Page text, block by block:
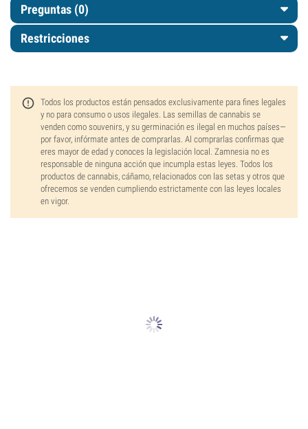
Preguntas (0)
Restricciones
Todos los productos están pensados exclusivamente para fines legales
y no para consumo o usos ilegales. Las semillas de cannabis se
venden como souvenirs, y su germinación es ilegal en muchos países—
por favor, infórmate antes de comprarlas. Al comprarlas confirmas que
eres mayor de edad y conoces la legislación local. Zamnesia no es
responsable de ninguna acción que incumpla estas leyes. Todos los
productos de cannabis, cáñamo, relacionados con las setas y otros que
ofrecemos se venden cumpliendo estrictamente con las leyes locales
en vigor.